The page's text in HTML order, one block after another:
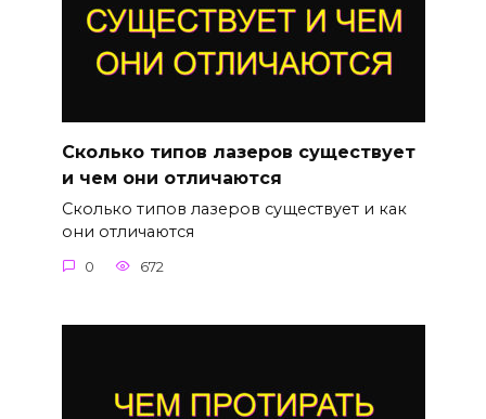
Сколько типов лазеров существует
и чем они отличаются
Сколько типов лазеров существует и как
они отличаются
0 672